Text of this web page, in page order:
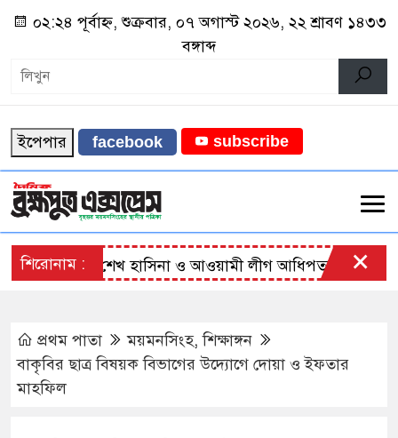
০২:২৪ পূর্বাহ্ন, শুক্রবার, ০৭ অগাস্ট ২০২৬, ২২ শ্রাবণ ১৪৩৩
বঙ্গাব্দ
ইপেপার facebook subscribe
শিরোনাম :শেখ হাসিনা ও আওয়ামী লীগ আধিপত্যবাদী শক্তির
×
প্রথম পাতা ময়মনসিংহ,শিক্ষাঙ্গন
বাকৃবির ছাত্র বিষয়ক বিভাগের উদ্যোগে দোয়া ও ইফতার
মাহফিল